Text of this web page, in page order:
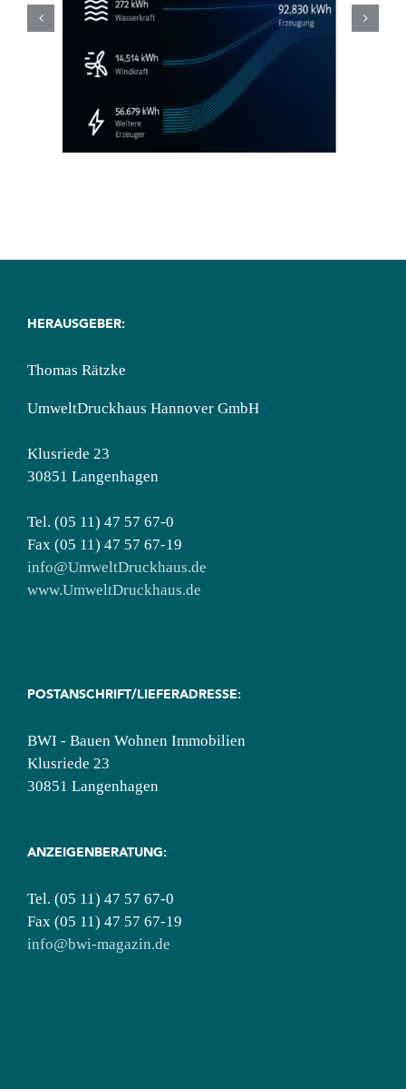
Abtauchen, Pool testen 💦
HERAUSGEBER:
Thomas Rätzke
UmweltDruckhaus Hannover GmbH
Klusriede 23
30851 Langenhagen
Tel. (05 11) 47 57 67-0
Fax (05 11) 47 57 67-19
info@UmweltDruckhaus.de
www.UmweltDruckhaus.de
POSTANSCHRIFT/LIEFERADRESSE:
BWI - Bauen Wohnen Immobilien
Klusriede 23
30851 Langenhagen
ANZEIGENBERATUNG:
Tel. (05 11) 47 57 67-0
Fax (05 11) 47 57 67-19
info@bwi-magazin.de